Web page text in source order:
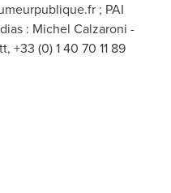
; PAI
: Michel Calzaroni -
+33 (0) 1 40 70 11 89